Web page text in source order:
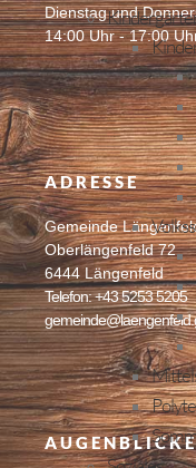
Dienstag und
14:00 Uhr - 17:00
ADRESSE
Gemeinde
Oberlängenfeld 72
6444 Längenfeld
Telefon: +43 5253 5205
AUGENBLICKE